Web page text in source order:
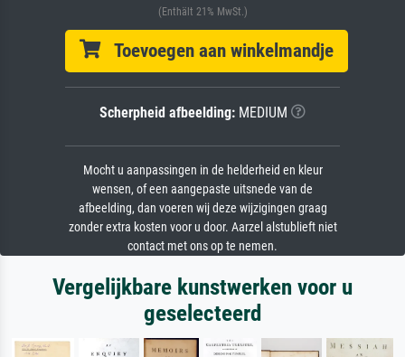
(Enthält 21% MwSt.)
Toevoegen aan winkelmandje
Scherpheid afbeelding: MEDIUM
Mocht u aanpassingen in de helderheid en kleur
wensen, of een aangepaste uitsnede van de
afbeelding, dan voeren wij deze wijzigingen graag
zonder extra kosten voor u door. Aarzel alstublieft niet
contact met ons op te nemen.
Vergelijkbare kunstwerken voor u
geselecteerd